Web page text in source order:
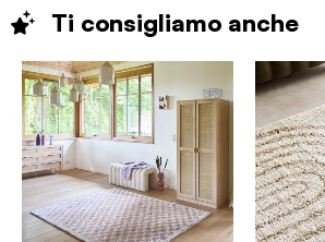
Ti consigliamo anche